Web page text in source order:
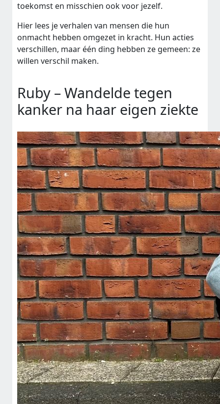
toekomst en misschien ook voor jezelf.
Hier lees je verhalen van mensen die hun
onmacht hebben omgezet in kracht. Hun acties
verschillen, maar één ding hebben ze gemeen: ze
willen verschil maken.
Ruby – Wandelde tegen
kanker na haar eigen ziekte